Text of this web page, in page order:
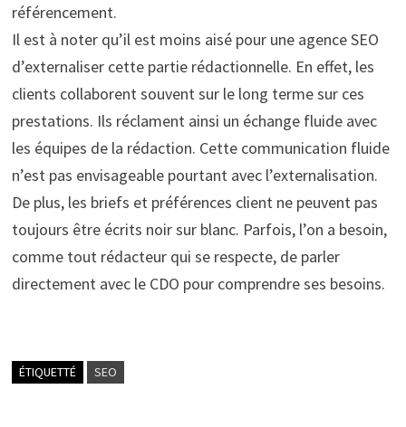
référencement.
Il est à noter qu’il est moins aisé pour une agence SEO
d’externaliser cette partie rédactionnelle. En effet, les
clients collaborent souvent sur le long terme sur ces
prestations. Ils réclament ainsi un échange fluide avec
les équipes de la rédaction. Cette communication fluide
n’est pas envisageable pourtant avec l’externalisation.
De plus, les briefs et préférences client ne peuvent pas
toujours être écrits noir sur blanc. Parfois, l’on a besoin,
comme tout rédacteur qui se respecte, de parler
directement avec le CDO pour comprendre ses besoins.
ÉTIQUETTÉ SEO